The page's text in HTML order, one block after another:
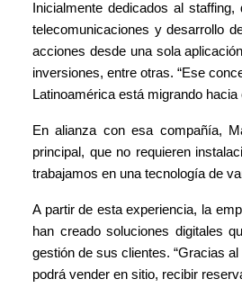
Inicialmente dedicados al
telecomunicaciones y desarrollo
acciones desde una sola
inversiones, entre otras. “Ese
Latinoamérica está migrando
En alianza con esa compañía,
principal, que no requieren
trabajamos en una tecnología de
A partir de esta experiencia, la
han creado soluciones digitales
gestión de sus clientes. “Gracias
podrá vender en sitio, recibir